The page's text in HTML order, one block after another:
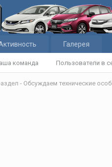
команда Пользователи в
Галерея
- Обсуждаем технические